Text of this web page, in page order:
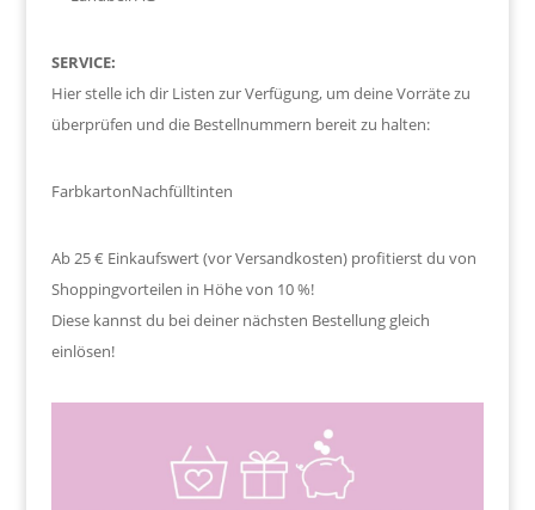
SERVICE:
Hier stelle ich dir Listen zur Verfügung, um deine Vorräte zu
überprüfen und die Bestellnummern bereit zu halten:
FarbkartonNachfülltinten
Ab 25 € Einkaufswert (vor Versandkosten) profitierst du von
Shoppingvorteilen in Höhe von 10 %!
Diese kannst du bei deiner nächsten Bestellung gleich
einlösen!